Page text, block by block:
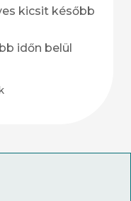
kicsit később
időn belül